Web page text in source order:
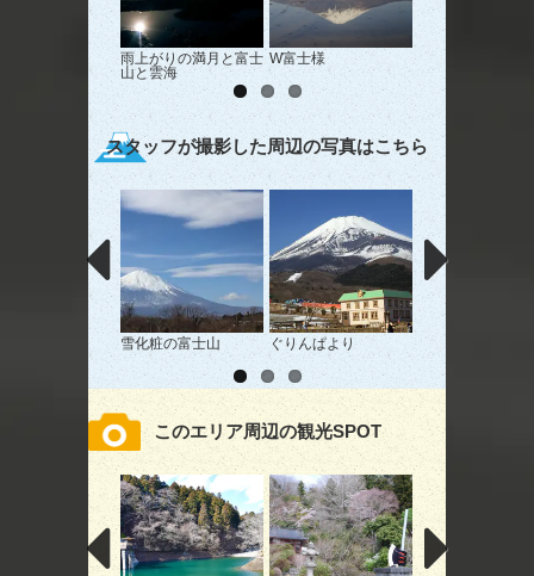
雨上がりの満月と富士
山と雲海
W富士様
スタッフが撮影した周辺の写真はこちら
雪化粧の富士山 ぐりんぱより
このエリア周辺の観光SPOT